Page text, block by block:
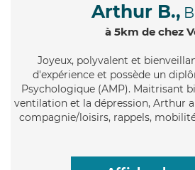
Arthur B.,
à 5km de chez
Joyeux, polyvalent et
d'expérience et possède un
Psychologique (AMP). Maitrisant
ventilation et la dépression, Arthur
compagnie/loisirs, rappels,